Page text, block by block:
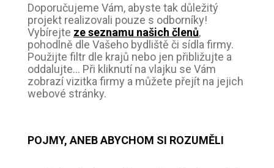
Doporučujeme Vám, abyste tak důležitý
projekt realizovali pouze s odborníky!
Vybírejte ze seznamu našich členů,
pohodlně dle Vašeho bydliště či sídla firmy.
Použijte filtr dle krajů nebo jen přibližujte a
oddalujte... Při kliknutí na vlajku se Vám
zobrazí vizitka firmy a můžete přejít na jejich
webové stránky.
POJMY, ANEB ABYCHOM SI ROZUMĚLI